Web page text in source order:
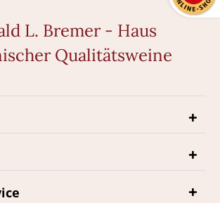
L. Bremer - Haus
Qualitätsweine